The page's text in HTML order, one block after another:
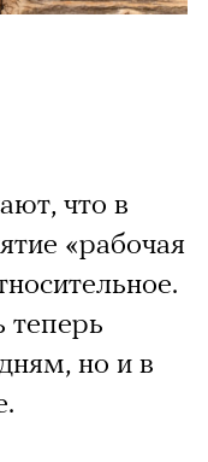
что в
«рабочая
теперь
но и в